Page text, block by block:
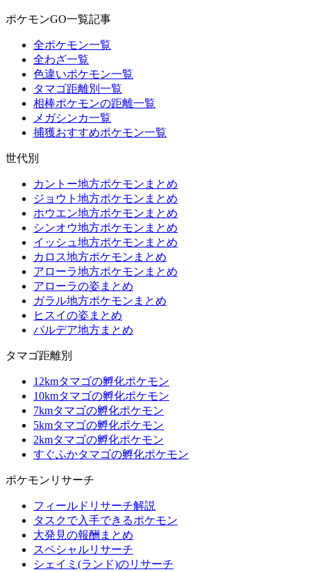
ポケモンGO一覧記事
全ポケモン一覧
全わざ一覧
色違いポケモン一覧
タマゴ距離別一覧
相棒ポケモンの距離一覧
メガシンカ一覧
捕獲おすすめポケモン一覧
世代別
カントー地方ポケモンまとめ
ジョウト地方ポケモンまとめ
ホウエン地方ポケモンまとめ
シンオウ地方ポケモンまとめ
イッシュ地方ポケモンまとめ
カロス地方ポケモンまとめ
アローラ地方ポケモンまとめ
アローラの姿まとめ
ガラル地方ポケモンまとめ
ヒスイの姿まとめ
パルデア地方まとめ
タマゴ距離別
12kmタマゴの孵化ポケモン
10kmタマゴの孵化ポケモン
7kmタマゴの孵化ポケモン
5kmタマゴの孵化ポケモン
2kmタマゴの孵化ポケモン
すぐふかタマゴの孵化ポケモン
ポケモンリサーチ
フィールドリサーチ解説
タスクで入手できるポケモン
大発見の報酬まとめ
スペシャルリサーチ
シェイミ(ランド)のリサーチ